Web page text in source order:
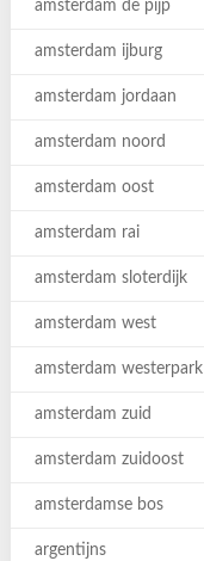
amsterdam de pijp
amsterdam ijburg
amsterdam jordaan
amsterdam noord
amsterdam oost
amsterdam rai
amsterdam sloterdijk
amsterdam west
amsterdam westerpark
amsterdam zuid
amsterdam zuidoost
amsterdamse bos
argentijns